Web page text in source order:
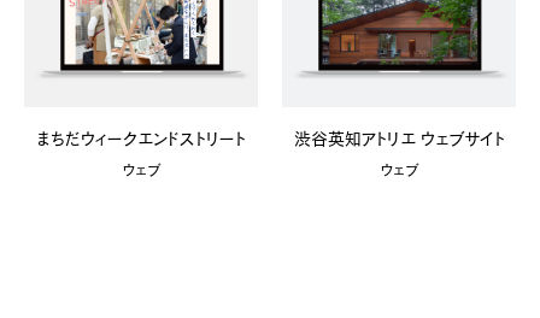
まちだウィークエンドストリート
ウェブ
渋谷英知アトリエ ウェブサイト
ウェブ